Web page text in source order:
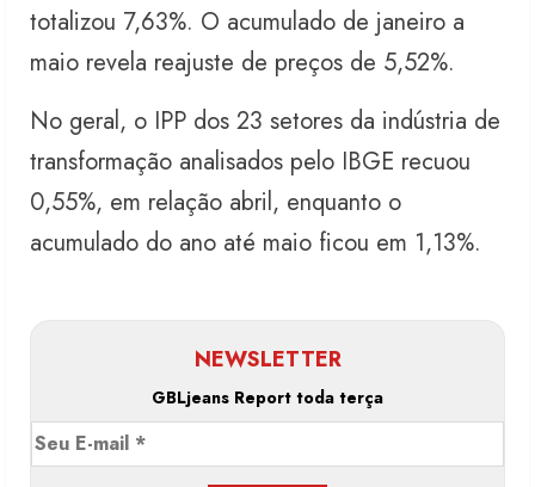
totalizou 7,63%. O acumulado de janeiro a
maio revela reajuste de preços de 5,52%.
No geral, o IPP dos 23 setores da indústria de
transformação analisados pelo IBGE recuou
0,55%, em relação abril, enquanto o
acumulado do ano até maio ficou em 1,13%.
NEWSLETTER
GBLjeans Report toda terça